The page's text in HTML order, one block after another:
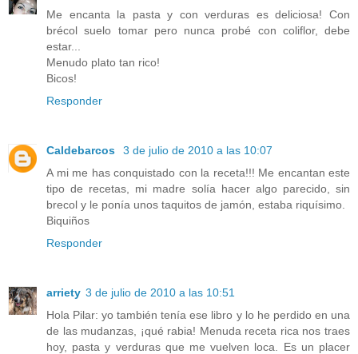
Me encanta la pasta y con verduras es deliciosa! Con
brécol suelo tomar pero nunca probé con coliflor, debe
estar...
Menudo plato tan rico!
Bicos!
Responder
Caldebarcos
3 de julio de 2010 a las 10:07
A mi me has conquistado con la receta!!! Me encantan este
tipo de recetas, mi madre solía hacer algo parecido, sin
brecol y le ponía unos taquitos de jamón, estaba riquísimo.
Biquiños
Responder
arriety 3 de julio de 2010 a las 10:51
Hola Pilar: yo también tenía ese libro y lo he perdido en una
de las mudanzas, ¡qué rabia! Menuda receta rica nos traes
hoy, pasta y verduras que me vuelven loca. Es un placer